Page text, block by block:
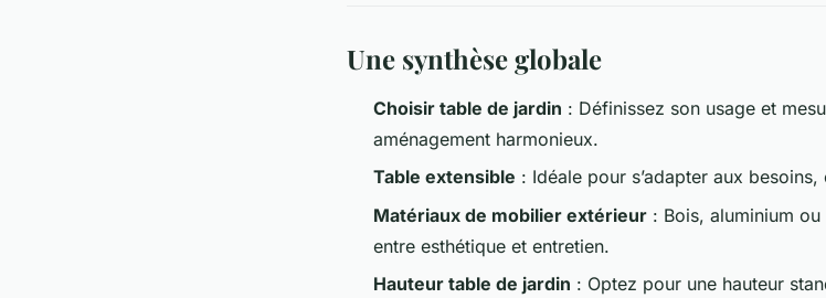
Une synthèse globale
Choisir table de jardin : Définissez son usage et
aménagement harmonieux.
Table extensible : Idéale pour s’adapter aux
Matériaux de mobilier extérieur : Bois, aluminium
entre esthétique et entretien.
Hauteur table de jardin : Optez pour une hauteur